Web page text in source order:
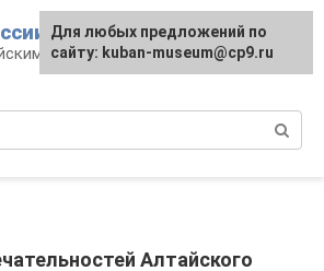
городам, маршруты и
Алтайского
Для любых предложений по
сайту: kuban-museum@cp9.ru